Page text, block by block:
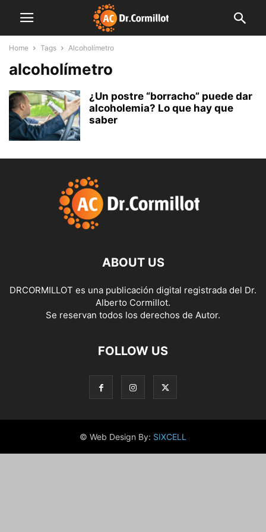
Home Tags Alcoholímetro
alcoholímetro
¿Un postre “borracho” puede dar
alcoholemia? Lo que hay que
saber
ABOUT US
DRCORMILLOT es una publicación digital registrada del Dr.
Alberto Cormillot.
Se reservan todos los derechos de Autor.
FOLLOW US
© Web Design By: SIXCELL